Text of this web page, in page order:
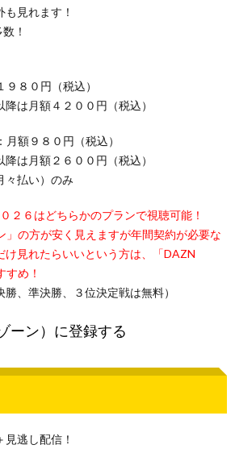
見れます！
！
８０円（税込）
は月額４２００円（税込）
額９８０円（税込）
は月額２６００円（税込）
々払い）のみ
２６はどちらかのプランで視聴可能！
」の方が安く見えますが年間契約が必要な
け見れたらいいという方は、「DAZN
め！
勝、準決勝、３位決定戦は無料）
ーン）に登録する
逃し配信！